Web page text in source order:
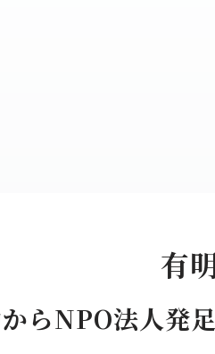
有
らNPO法人発